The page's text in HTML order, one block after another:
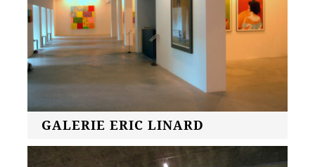
GALERIE ERIC LINARD